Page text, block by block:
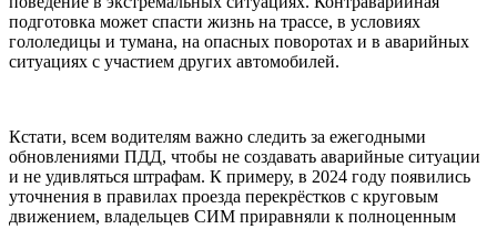
подготовка может спасти жизнь на трассе, в условиях
гололедицы и тумана, на опасных поворотах и в аварийных
ситуациях с участием других автомобилей.
Кстати, всем водителям важно следить за ежегодными
обновлениями ПДД, чтобы не создавать аварийные ситуации
и не удивляться штрафам. К примеру, в 2024 году появились
уточнения в правилах проезда перекрёстков с круговым
движением, владельцев СИМ приравняли к полноценным